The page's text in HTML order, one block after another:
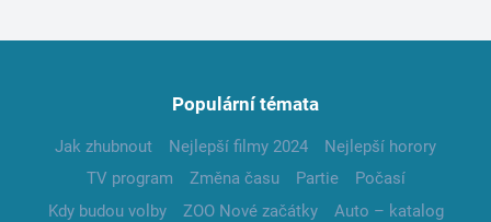
Populární témata
Jak zhubnout Nejlepší filmy 2024
Nejlepší horory
TV program
Změna času Partie
Počasí
Kdy budou volby
ZOO Nové začátky
Auto – katalog